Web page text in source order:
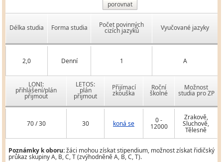
porovnat
Délka studia Forma studia Počet povinných
cizích jazyků Vyučované jazyky
2,0 Denní 1 A
LONI:
přihlášení/plán
přijmout
LETOS:
plán
přijmout
Přijímací
zkouška
Roční
školné
Možnost
studia pro ZP
70 / 30 30 koná se 0 -
12000
Zrakově,
Sluchově,
Tělesně
Poznámky k oboru:žáci mohou získat stipendium, možnost získat řidičský
průkaz skupiny A, B, C, T (zvýhodněně A, B, C, T).